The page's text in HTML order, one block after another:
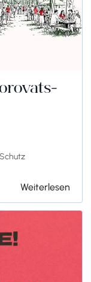
Weiterlesen